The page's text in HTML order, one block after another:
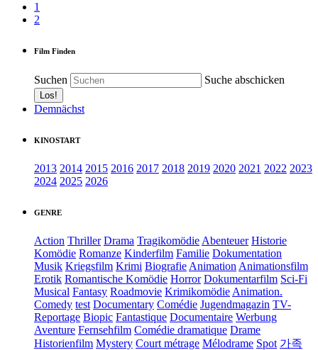
1
2
Film Finden
Suchen Suche abschicken
Demnächst
KINOSTART
2013 2014 2015 2016 2017 2018 2019 2020 2021 2022 2023
2024 2025 2026
GENRE
Action Thriller Drama Tragikomödie Abenteuer Historie
Komödie Romanze Kinderfilm Familie Dokumentation
Musik Kriegsfilm Krimi Biografie Animation Animationsfilm
Erotik Romantische Komödie Horror Dokumentarfilm Sci-Fi
Musical Fantasy Roadmovie Krimikomödie Animation.
Comedy test Documentary Comédie Jugendmagazin TV-
Reportage Biopic Fantastique Documentaire Werbung
Aventure Fernsehfilm Comédie dramatique Drame
Historienfilm Mystery Court métrage Mélodrame Spot 가족